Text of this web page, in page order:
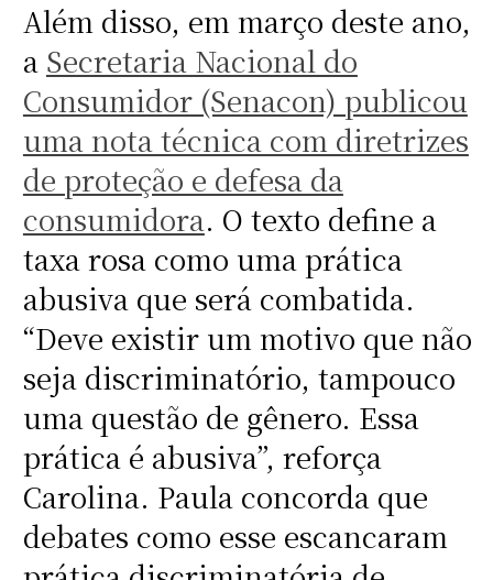
Além disso, em março deste ano,
a Secretaria Nacional do
Consumidor (Senacon) publicou
uma nota técnica com diretrizes
de proteção e defesa da
consumidora. O texto define a
taxa rosa como uma prática
abusiva que será combatida.
“Deve existir um motivo que não
seja discriminatório, tampouco
uma questão de gênero. Essa
prática é abusiva”, reforça
Carolina. Paula concorda que
debates como esse escancaram